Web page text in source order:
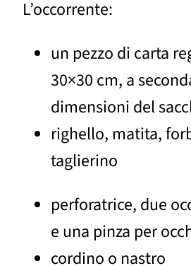
L’occorrente:
un pezzo di carta
30×30 cm, a
dimensioni del
righello, matita,
taglierino
perforatrice, due
e una pinza per
cordino o nastro